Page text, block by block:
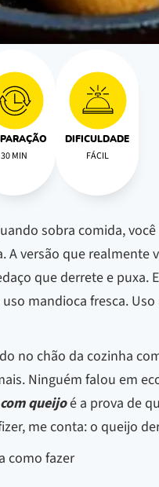
30 MIN
DIFICULDADE
FÁCIL
sobra comida,
versão que
que derrete e puxa.
mandioca fresca.
no chão da cozinha
Ninguém falou em
queijoé a prova de
me conta: o queijo
como fazer